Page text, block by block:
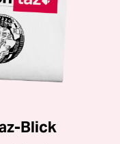
Blick